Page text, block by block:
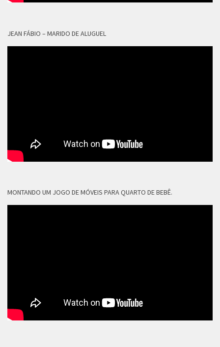
JEAN FÁBIO – MARIDO DE ALUGUEL
MONTANDO UM JOGO DE MÓVEIS PARA QUARTO DE BEBÊ.